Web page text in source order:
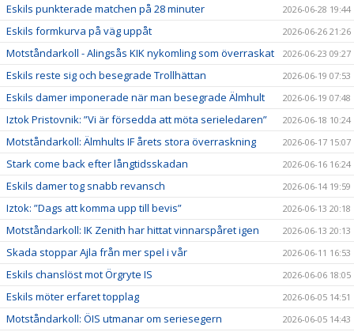
Eskils punkterade matchen på 28 minuter 2026-06-28 19:44
Eskils formkurva på väg uppåt 2026-06-26 21:26
Motståndarkoll - Alingsås KIK nykomling som överraskat 2026-06-23 09:27
Eskils reste sig och besegrade Trollhättan 2026-06-19 07:53
Eskils damer imponerade när man besegrade Älmhult 2026-06-19 07:48
Iztok Pristovnik: ”Vi är försedda att möta serieledaren” 2026-06-18 10:24
Motståndarkoll: Älmhults IF årets stora överraskning 2026-06-17 15:07
Stark come back efter långtidsskadan 2026-06-16 16:24
Eskils damer tog snabb revansch 2026-06-14 19:59
Iztok: ”Dags att komma upp till bevis” 2026-06-13 20:18
Motståndarkoll: IK Zenith har hittat vinnarspåret igen 2026-06-13 20:13
Skada stoppar Ajla från mer spel i vår 2026-06-11 16:53
Eskils chanslöst mot Örgryte IS 2026-06-06 18:05
Eskils möter erfaret topplag 2026-06-05 14:51
Motståndarkoll: ÖIS utmanar om seriesegern 2026-06-05 14:43